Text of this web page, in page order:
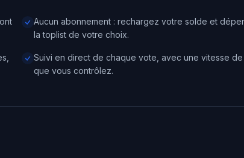
Aucun abonnement : rechargez votre solde et
la toplist de votre choix.
Suivi en direct de chaque vote, avec une vitesse de
que vous contrôlez.